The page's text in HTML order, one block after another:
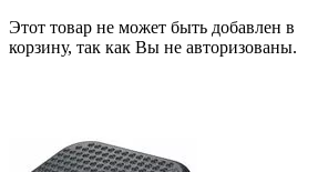
Этот товар не может быть добавлен в
корзину, так как Вы не авторизованы.